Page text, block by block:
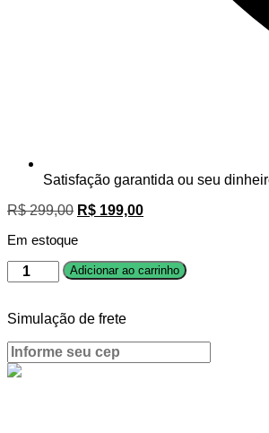
Satisfação garantida ou seu
R$299,00 R$ 199,00
Em estoque
Adicionar ao carrinho
Simulação de frete